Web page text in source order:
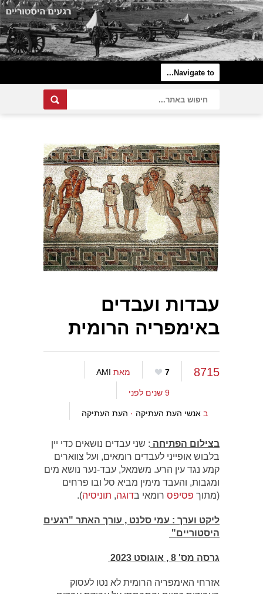
עבדות ועבדים
באימפריה הרומית
8715
7 מאת AMI
9 שנים לפני
ב אנשי העת העתיקה · העת העתיקה
בצילום הפתיחה : שני עבדים נושאים כדי יין
בלבוש אופייני לעבדים רומאים, ועל צווארים
קמע נגד עין הרע. משמאל, עבד-נער נושא מים
ומגבות, והעבד מימין מביא סל ובו פרחים
(מתוך פסיפס רומאי בדוגה, תוניסיה).
ליקט וערך : עמי סלנט , עורך האתר "רגעים
היסטוריים"
גרסה מס' 8 , אוגוסט 2023
אזרחי האימפריה הרומית לא נטו לעסוק